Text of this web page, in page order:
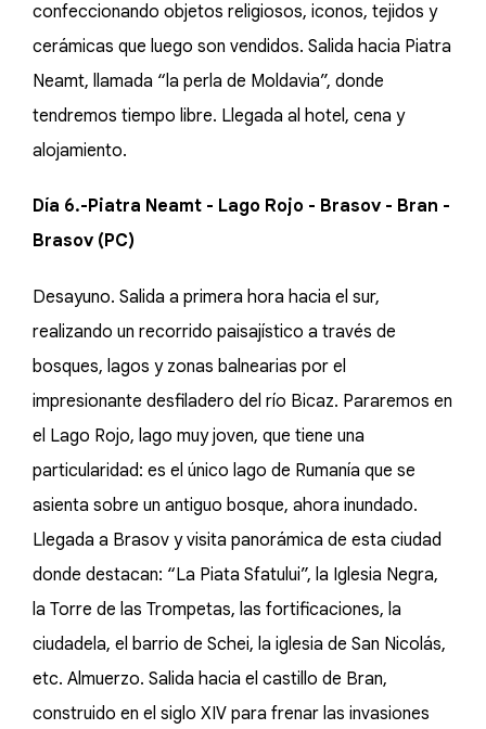
confeccionando objetos religiosos, iconos, tejidos y
cerámicas que luego son vendidos. Salida hacia Piatra
Neamt, llamada “la perla de Moldavia”, donde
tendremos tiempo libre. Llegada al hotel, cena y
alojamiento.
Día 6.-Piatra Neamt - Lago Rojo - Brasov - Bran -
Brasov (PC)
Desayuno. Salida a primera hora hacia el sur,
realizando un recorrido paisajístico a través de
bosques, lagos y zonas balnearias por el
impresionante desfiladero del río Bicaz. Pararemos en
el Lago Rojo, lago muy joven, que tiene una
particularidad: es el único lago de Rumanía que se
asienta sobre un antiguo bosque, ahora inundado.
Llegada a Brasov y visita panorámica de esta ciudad
donde destacan: “La Piata Sfatului”, la Iglesia Negra,
la Torre de las Trompetas, las fortificaciones, la
ciudadela, el barrio de Schei, la iglesia de San Nicolás,
etc. Almuerzo. Salida hacia el castillo de Bran,
construido en el siglo XIV para frenar las invasiones